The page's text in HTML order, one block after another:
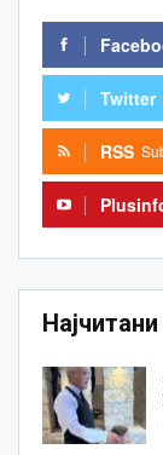
Twitter
RSS
Најчитани